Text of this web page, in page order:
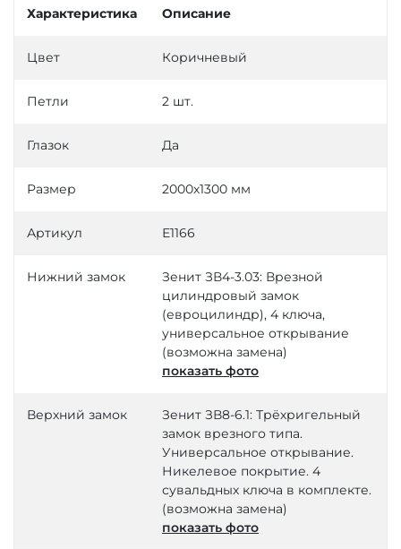
Характеристика Описание
Цвет Коричневый
Петли 2 шт.
Глазок Да
Размер 2000х1300 мм
Артикул Е1166
Нижний замок
Зенит ЗВ4-3.03: Врезной
цилиндровый замок
(евроцилиндр), 4 ключа,
универсальное открывание
(возможна замена)
показать фото
Верхний замок
Зенит ЗВ8-6.1: Трёхригельный
замок врезного типа.
Универсальное открывание.
Никелевое покрытие. 4
сувальдных ключа в комплекте.
(возможна замена)
показать фото